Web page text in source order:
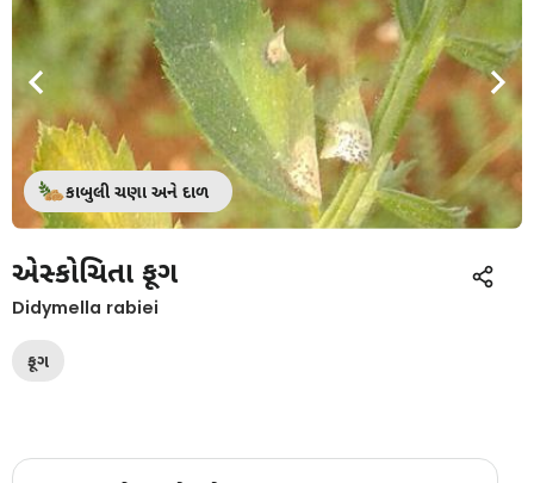
કાબુલી ચણા અને દાળ
એસ્કોચિતા ફૂગ
Didymella rabiei
ફૂગ